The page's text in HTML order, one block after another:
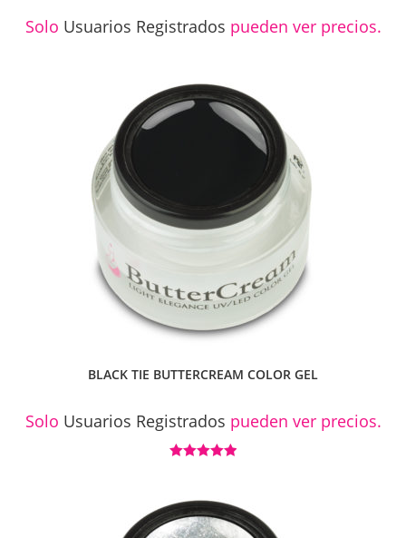
Solo Usuarios Registrados pueden ver precios.
BLACK TIE BUTTERCREAM COLOR GEL
Solo Usuarios Registrados pueden ver precios.